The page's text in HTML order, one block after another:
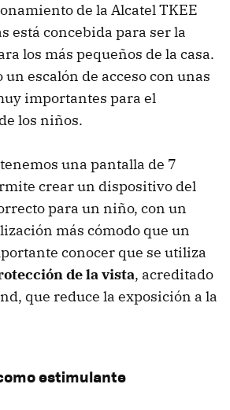
de la Alcatel TKEE
está concebida para ser la
los más pequeños de la casa.
un escalón de acceso con unas
importantes para el
los niños.
una pantalla de 7
crear un dispositivo del
para un niño, con un
más cómodo que un
conocer que se utiliza
de la vista, acreditado
que reduce la exposición a la
estimulante